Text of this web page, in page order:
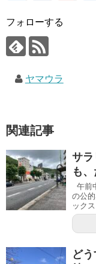
フォローする
ヤマウラ
関連記事
サラ
も
午前
の公
ック
ど